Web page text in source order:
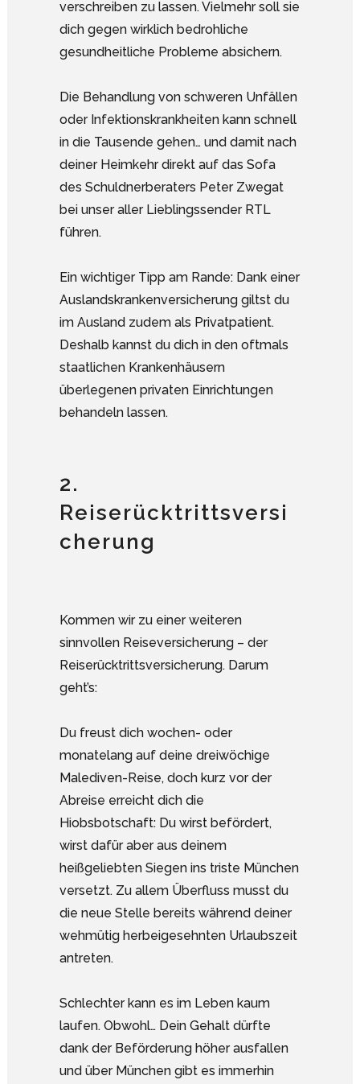
verschreiben zu lassen. Vielmehr soll sie
dich gegen wirklich bedrohliche
gesundheitliche Probleme absichern.
Die Behandlung von schweren Unfällen
oder Infektionskrankheiten kann schnell
in die Tausende gehen… und damit nach
deiner Heimkehr direkt auf das Sofa
des Schuldnerberaters Peter Zwegat
bei unser aller Lieblingssender RTL
führen.
Ein wichtiger Tipp am Rande: Dank einer
Auslandskrankenversicherung giltst du
im Ausland zudem als Privatpatient.
Deshalb kannst du dich in den oftmals
staatlichen Krankenhäusern
überlegenen privaten Einrichtungen
behandeln lassen.
2.
Reiserücktrittsversi
cherung
Kommen wir zu einer weiteren
sinnvollen Reiseversicherung – der
Reiserücktrittsversicherung. Darum
geht’s:
Du freust dich wochen- oder
monatelang auf deine dreiwöchige
Malediven-Reise, doch kurz vor der
Abreise erreicht dich die
Hiobsbotschaft: Du wirst befördert,
wirst dafür aber aus deinem
heißgeliebten Siegen ins triste München
versetzt. Zu allem Überfluss musst du
die neue Stelle bereits während deiner
wehmütig herbeigesehnten Urlaubszeit
antreten.
Schlechter kann es im Leben kaum
laufen. Obwohl… Dein Gehalt dürfte
dank der Beförderung höher ausfallen
und über München gibt es immerhin